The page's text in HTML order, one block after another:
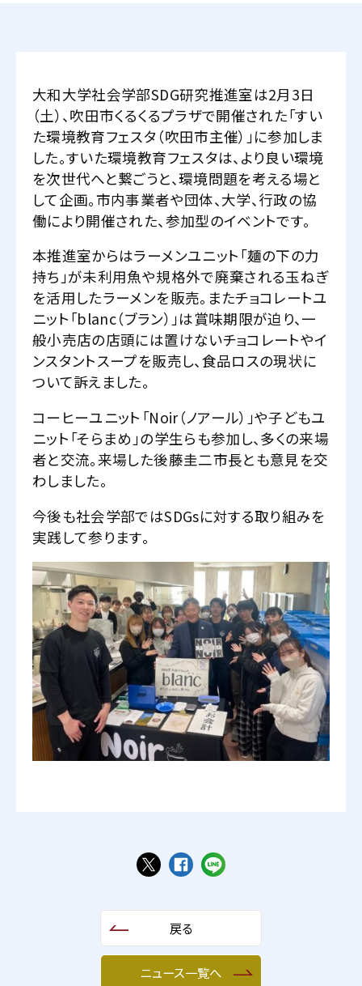
大和大学社会学部SDG研究推進室は2月3日
（土）、吹田市くるくるプラザで開催された「すい
た環境教育フェスタ（吹田市主催）」に参加しま
した。すいた環境教育フェスタは、より良い環境
を次世代へと繋ごうと、環境問題を考える場と
して企画。市内事業者や団体、大学、行政の協
働により開催された、参加型のイベントです。
本推進室からはラーメンユニット「麺の下の力
持ち」が未利用魚や規格外で廃棄される玉ねぎ
を活用したラーメンを販売。またチョコレートユ
ニット「blanc（ブラン）」は賞味期限が迫り、一
般小売店の店頭には置けないチョコレートやイ
ンスタントスープを販売し、食品ロスの現状に
ついて訴えました。
コーヒーユニット「Noir（ノアール）」や子どもユ
ニット「そらまめ」の学生らも参加し、多くの来場
者と交流。来場した後藤圭二市長とも意見を交
わしました。
今後も社会学部ではSDGsに対する取り組みを
実践して参ります。
戻る
ニュース一覧へ